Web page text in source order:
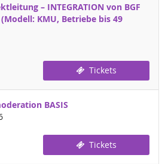
– INTEGRATION von BGF
KMU, Betriebe bis 49
Tickets
BASIS
Tickets